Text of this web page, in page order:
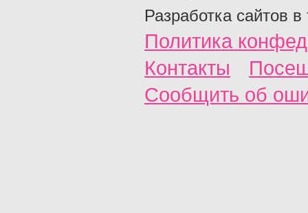
Разработка сайтов в
Политика
Контакты
Сообщить об